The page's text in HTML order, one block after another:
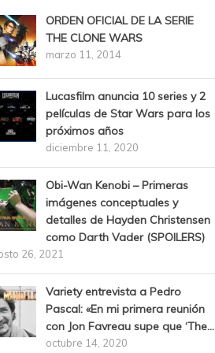
ORDEN OFICIAL DE LA SERIE
THE CLONE WARS
marzo 11, 2014
Lucasfilm anuncia 10 series y 2
películas de Star Wars para los
próximos años
diciembre 11, 2020
Obi-Wan Kenobi – Primeras
imágenes conceptuales y
detalles de Hayden Christensen
como Darth Vader (SPOILERS)
26, 2021
Variety entrevista a Pedro
Pascal: «En mi primera reunión
con Jon Favreau supe que ‘The...
octubre 14, 2020